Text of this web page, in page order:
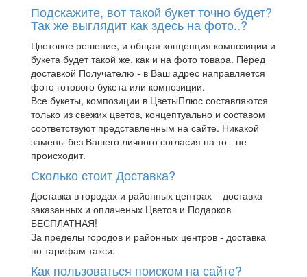
Подскажите, вот такой букет точно будет?
Так же выглядит как здесь на фото..?
Цветовое решение, и общая концепция композиции и
букета будет такой же, как и на фото товара. Перед
доставкой Получателю - в Ваш адрес направляется
фото готового букета или композиции.
Все букеты, композиции в ЦветыПлюс составляются
только из свежих цветов, концептуально и составом
соответствуют представленным на сайте. Никакой
замены без Вашего личного согласия на то - не
происходит.
Сколько стоит Доставка?
Доставка в городах и районных центрах – доставка
заказанных и оплаченых Цветов и Подарков
БЕСПЛАТНАЯ!
За пределы городов и районных центров - доставка
по тарифам такси.
Как пользоваться поиском на сайте?